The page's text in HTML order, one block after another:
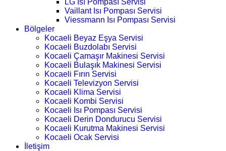
Vaillant Isı Pompası Servisi
Viessmann Isı Pompası Servisi
Bölgeler
Kocaeli Beyaz Eşya Servisi
Kocaeli Buzdolabı Servisi
Kocaeli Çamaşır Makinesi Servisi
Kocaeli Bulaşık Makinesi Servisi
Kocaeli Fırın Servisi
Kocaeli Televizyon Servisi
Kocaeli Klima Servisi
Kocaeli Kombi Servisi
Kocaeli Isı Pompası Servisi
Kocaeli Derin Dondurucu Servisi
Kocaeli Kurutma Makinesi Servisi
Kocaeli Ocak Servisi
İletişim